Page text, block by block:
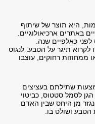
היא תוצר של שיתוף
באתרים ארכיאולוגיים.
כאלפיים שנה.
לקרוא תיגר על הטבע. לנגוט
רחוקים, עוצבו
שתילתם בעציצים
לסמל סטטוס, כביטוי
מן היחס שבין האדם
ושולט בו.